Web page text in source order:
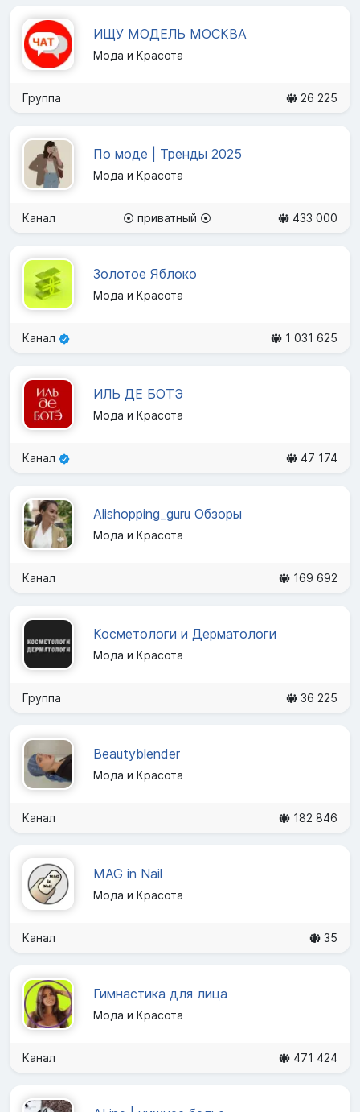
ИЩУ МОДЕЛЬ МОСКВА
Мода и Красота
Группа 26 225
По моде | Тренды 2025
Мода и Красота
Канал ⦿ приватный ⦿ 433 000
Золотое Яблоко
Мода и Красота
Канал 1 031 625
ИЛЬ ДЕ БОТЭ
Мода и Красота
Канал 47 174
Alishopping_guru Обзоры
Мода и Красота
Канал 169 692
Косметологи и Дерматологи
Мода и Красота
Группа 36 225
Beautyblender
Мода и Красота
Канал 182 846
MAG in Nail
Мода и Красота
Канал 35
Гимнастика для лица
Мода и Красота
Канал 471 424